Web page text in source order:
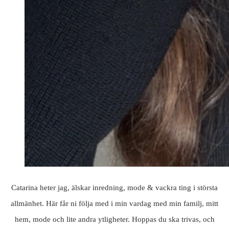
Catarina heter jag, älskar inredning, mode & vackra ting i största
allmänhet. Här får ni följa med i min vardag med min familj, mitt
hem, mode och lite andra ytligheter. Hoppas du ska trivas, och